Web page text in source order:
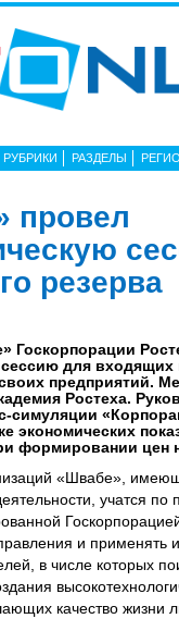
РУБРИКИ РАЗДЕЛЫ
провел
резерва
Госкорпорации
сессию для
предприятий.
Ростеха.
симуляции
экономических
формировании цен
«Швабе»,
учатся по
и применять
в числе которых
качество жизни